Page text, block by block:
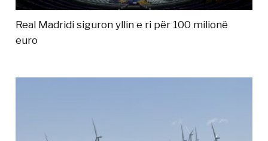
Real Madridi siguron yllin e ri për 100 milionë
euro